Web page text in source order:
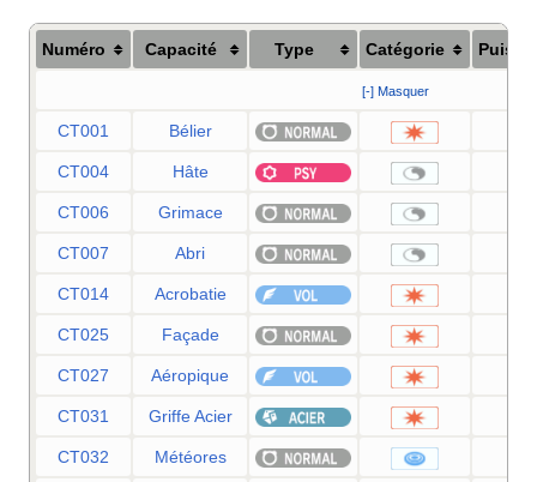
Numéro Capacité Type Catégorie
[-] Masquer
CT001 Bélier
CT004 Hâte
CT006 Grimace
CT007 Abri
CT014 Acrobatie
CT025 Façade
CT027 Aéropique
CT031 Griffe Acier
CT032 Météores